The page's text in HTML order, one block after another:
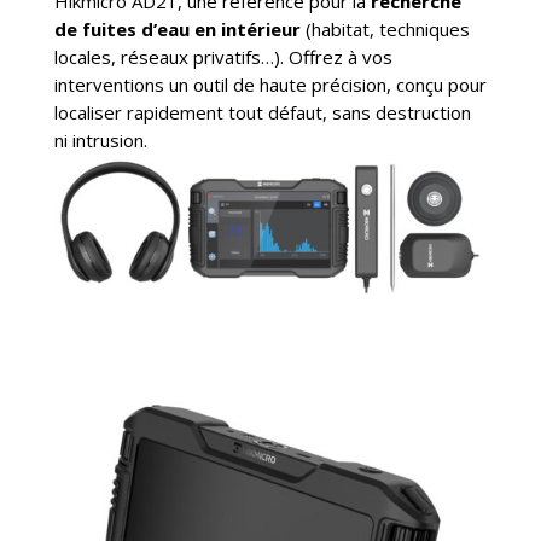
de fuites d’eau en intérieur(habitat, techniques
locales, réseaux privatifs…). Offrez à vos
interventions un outil de haute précision, conçu pour
localiser rapidement tout défaut, sans destruction
ni intrusion.